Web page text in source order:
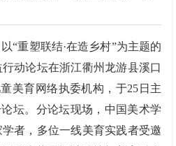
“重塑联结·在造乡村”为主题的
动论坛在浙江衢州龙游县溪口
美育网络执委机构，于25日主
坛。分论坛现场，中国美术学
者，多位一线美育实践者受邀